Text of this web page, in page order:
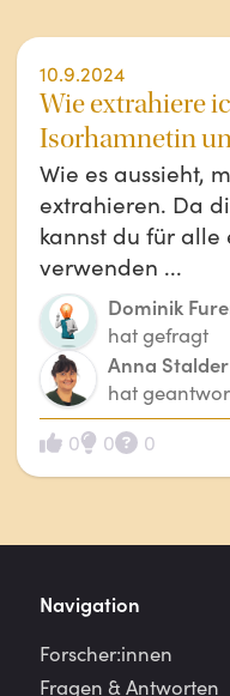
10.9.2024
Wie extrahiere
Isorhamnetin
Wie es aussieht,
extrahieren. Da
kannst du für alle
verwenden ...
Dominik
hat gefragt
Anna Stalder
hat
0
0 0
Navigation
Forscher:innen
Fragen & Antworten